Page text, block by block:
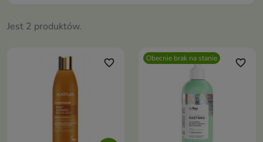
Jest 2 produktów.
favorite_border Obecnie brak na stanie favorite_border